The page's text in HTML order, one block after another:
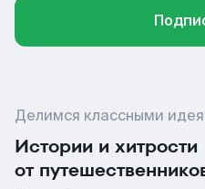
Делимся классными
Истории и хитрости
от